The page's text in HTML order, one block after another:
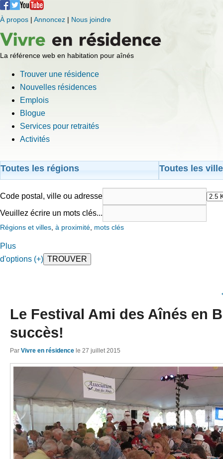
À propos | Annoncez | Nous joindre
La référence web en habitation pour aînés
Trouver une résidence
Nouvelles résidences
Emplois
Blogue
Services pour retraités
Activités
Toutes les régions Toutes les
Code postal, ville ou adresse
Veuillez écrire un mots clés...
Régions et villes à proximité mots clés
Plus
d'options (+)
Le Festival Ami des Aînés en
succès!
Par Vivre en résidence le 27 juillet 2015